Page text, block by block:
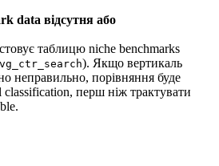
data відсутня або
таблицю niche benchmarks
). Якщо вертикаль
неправильно, порівняння буде
classification, перш ніж трактувати